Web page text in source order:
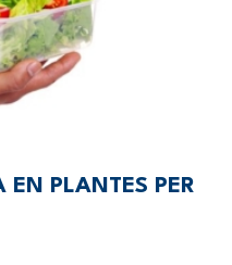
EN PLANTES PER